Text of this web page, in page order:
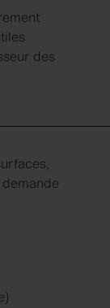
des